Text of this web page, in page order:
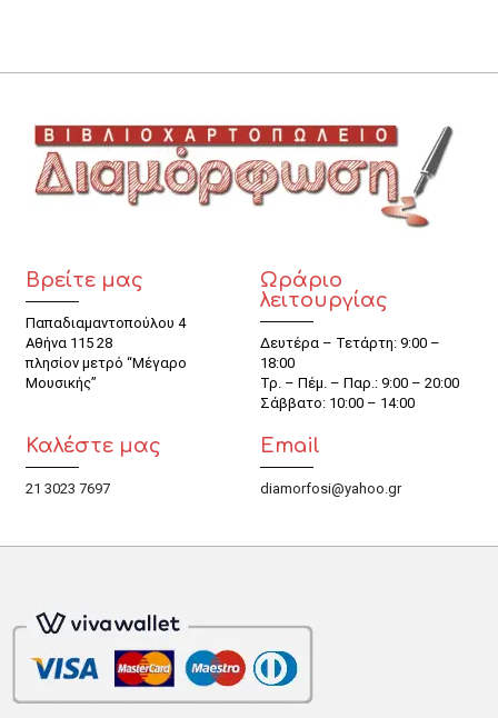
Βρείτε μας
Παπαδιαμαντοπούλου 4
Αθήνα 115 28
πλησίον μετρό “Μέγαρο
Μουσικής”
Ωράριο
λειτουργίας
Δευτέρα – Τετάρτη: 9:00 –
18:00
Τρ. – Πέμ. – Παρ.: 9:00 – 20:00
Σάββατο: 10:00 – 14:00
Καλέστε μας
21 3023 7697
Email
diamorfosi@yahoo.gr